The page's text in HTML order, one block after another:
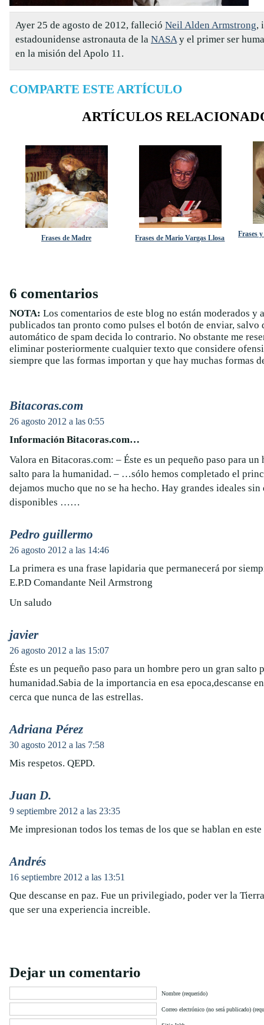
Ayer 25 de agosto de 2012, falleció Neil Alden Armstrong,
estadounidense astronauta de la NASAy el primer ser
en la misión del Apolo 11.
COMPARTE ESTE ARTÍCULO
ARTÍCULOS
Frases de Madre Frases de Mario Vargas Llosa Frases
6 comentarios
NOTA: Los comentarios de este blog no están moderados y
publicados tan pronto como pulses el botón de enviar,
automático de spam decida lo contrario. No obstante me
eliminar posteriormente cualquier texto que considere
siempre que las formas importan y que hay muchas formas
Bitacoras.com
26 agosto 2012 a las 0:55
Información Bitacoras.com…
Valora en Bitacoras.com: – Éste es un pequeño paso para
salto para la humanidad. – …sólo hemos completado el
dejamos mucho que no se ha hecho. Hay grandes ideales
disponibles ……
Pedro guillermo
26 agosto 2012 a las 14:46
La primera es una frase lapidaria que permanecerá por
E.P.D Comandante Neil Armstrong
Un saludo
javier
26 agosto 2012 a las 15:07
Éste es un pequeño paso para un hombre pero un gran salto
humanidad.Sabia de la importancia en esa epoca,descanse
cerca que nunca de las estrellas.
Adriana Pérez
30 agosto 2012 a las 7:58
Mis respetos. QEPD.
Juan D.
9 septiembre 2012 a las 23:35
Me impresionan todos los temas de los que se hablan en
Andrés
16 septiembre 2012 a las 13:51
Que descanse en paz. Fue un privilegiado, poder ver la
que ser una experiencia increible.
Dejar un comentario
Nombre (requerido)
Correo electrónico (no será publicado)